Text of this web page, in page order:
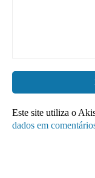
Este site utiliza o
dados em